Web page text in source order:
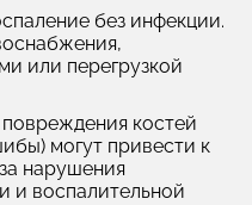
без инфекции.
или перегрузкой
костей
могут привести к
нарушения
и воспалительной